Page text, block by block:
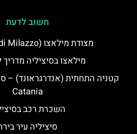
חשוב לדעת
מצודת מילאצו (Castello di Milazzo)
מילאצו בסיציליה מדריך
Catania
השכרת רכב
סיציליה עיר